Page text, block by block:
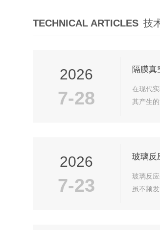
TECHNICAL ARTICLES 技
2026
7-28
隔膜真
在现代
其产生
2026
7-23
玻璃反
玻璃反
虽不频